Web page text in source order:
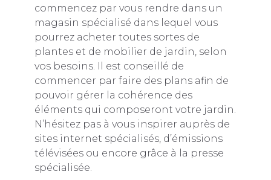
commencez par vous rendre dans un
magasin spécialisé dans lequel vous
pourrez acheter toutes sortes de
plantes et de mobilier de jardin, selon
vos besoins. Il est conseillé de
commencer par faire des plans afin de
pouvoir gérer la cohérence des
éléments qui composeront votre jardin.
N’hésitez pas à vous inspirer auprès de
sites internet spécialisés, d’émissions
télévisées ou encore grâce à la presse
spécialisée.